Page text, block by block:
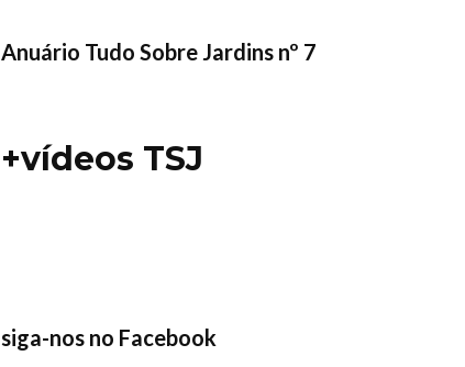
Anuário Tudo Sobre Jardins nº 7
+vídeos TSJ
siga-nos no Facebook